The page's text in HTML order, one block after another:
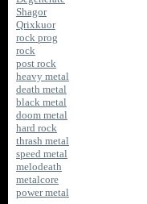
Shagor
Qrixkuor
rock prog
rock
post rock
heavy metal
death metal
black metal
doom metal
hard rock
thrash metal
speed metal
melodeath
metalcore
power metal